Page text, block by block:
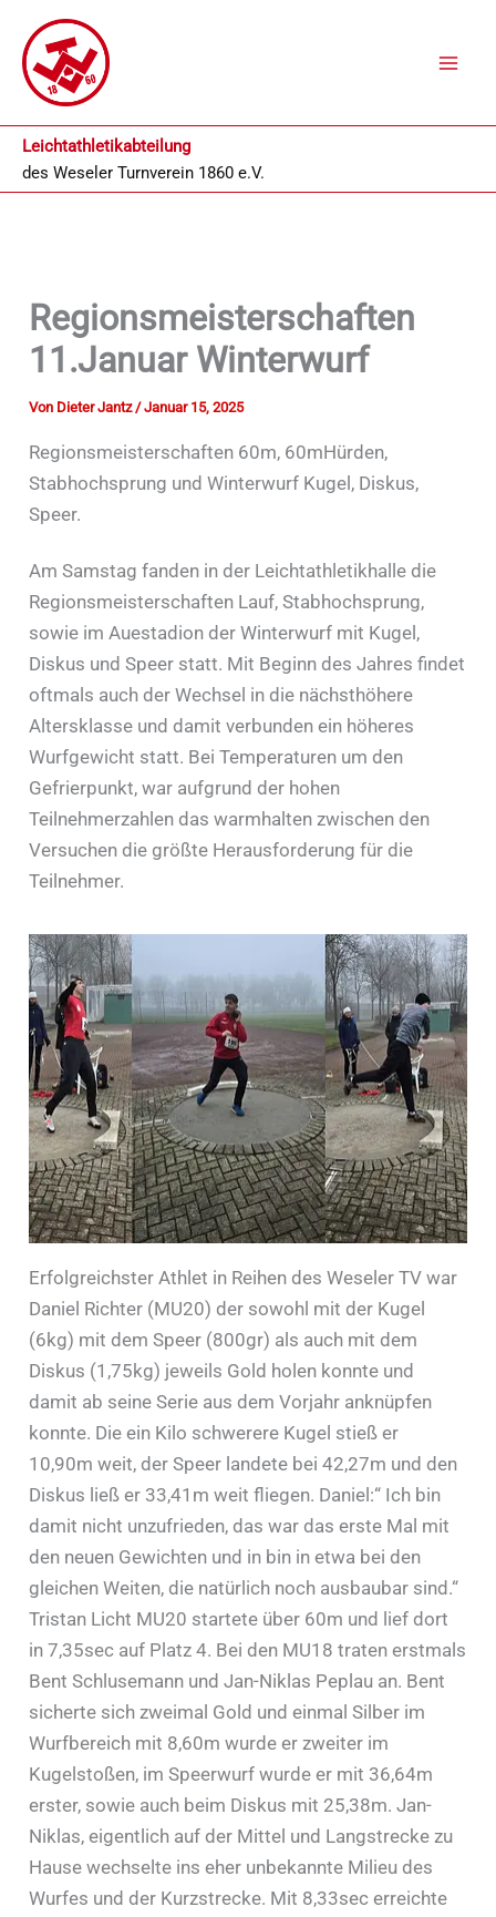
Inhalt
springen
Leichtathletikabteilung
des Weseler Turnverein 1860 e.V.
Regionsmeisterschaften
11.Januar Winterwurf
Von Dieter Jantz /Januar 15, 2025
Regionsmeisterschaften 60m, 60mHürden,
Stabhochsprung und Winterwurf Kugel, Diskus,
Speer.
Am Samstag fanden in der Leichtathletikhalle die
Regionsmeisterschaften Lauf, Stabhochsprung,
sowie im Auestadion der Winterwurf mit Kugel,
Diskus und Speer statt. Mit Beginn des Jahres findet
oftmals auch der Wechsel in die nächsthöhere
Altersklasse und damit verbunden ein höheres
Wurfgewicht statt. Bei Temperaturen um den
Gefrierpunkt, war aufgrund der hohen
Teilnehmerzahlen das warmhalten zwischen den
Versuchen die größte Herausforderung für die
Teilnehmer.
Erfolgreichster Athlet in Reihen des Weseler TV war
Daniel Richter (MU20) der sowohl mit der Kugel
(6kg) mit dem Speer (800gr) als auch mit dem
Diskus (1,75kg) jeweils Gold holen konnte und
damit ab seine Serie aus dem Vorjahr anknüpfen
konnte. Die ein Kilo schwerere Kugel stieß er
10,90m weit, der Speer landete bei 42,27m und den
Diskus ließ er 33,41m weit fliegen. Daniel:“ Ich bin
damit nicht unzufrieden, das war das erste Mal mit
den neuen Gewichten und in bin in etwa bei den
gleichen Weiten, die natürlich noch ausbaubar sind.“
Tristan Licht MU20 startete über 60m und lief dort
in 7,35sec auf Platz 4. Bei den MU18 traten erstmals
Bent Schlusemann und Jan-Niklas Peplau an. Bent
sicherte sich zweimal Gold und einmal Silber im
Wurfbereich mit 8,60m wurde er zweiter im
Kugelstoßen, im Speerwurf wurde er mit 36,64m
erster, sowie auch beim Diskus mit 25,38m. Jan-
Niklas, eigentlich auf der Mittel und Langstrecke zu
Hause wechselte ins eher unbekannte Milieu des
Wurfes und der Kurzstrecke. Mit 8,33sec erreichte